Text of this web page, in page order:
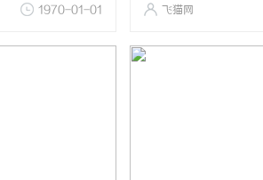
1970-01-01 飞猫网